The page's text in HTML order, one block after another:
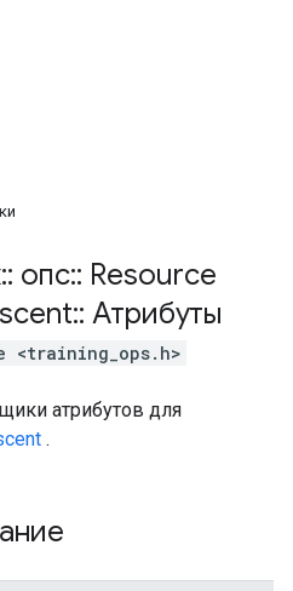
:: опс:: Resource
:: Атрибуты
<training_ops.h>
атрибутов для
.